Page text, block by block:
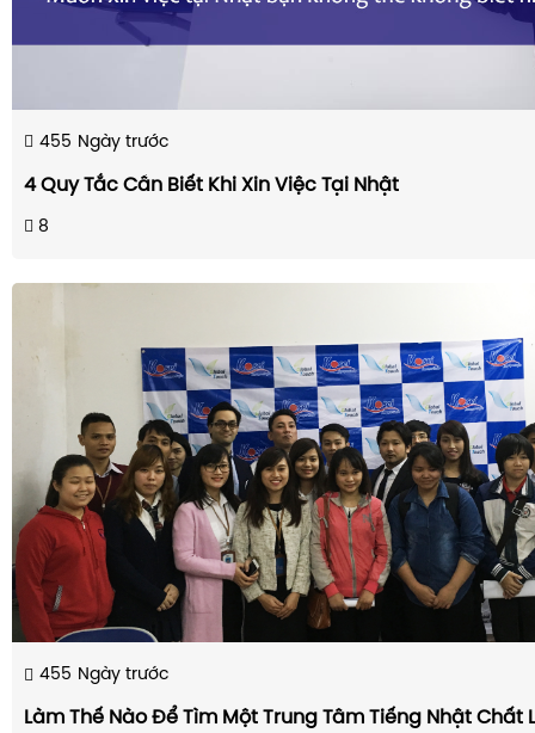
455 Ngày trước
4 Quy Tắc Cần Biết Khi Xin Việc Tại Nhật
8
455 Ngày trước
Làm Thế Nào Để Tìm Một Trung Tâm Tiếng Nhật Chất